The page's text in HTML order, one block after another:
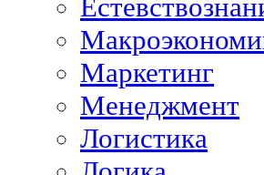
Маркетинг
Менеджмент
Логистика